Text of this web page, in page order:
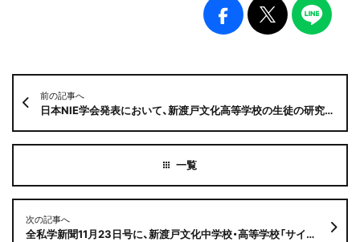
前の記事へ
日本NIE学会発表において、新渡戸文化高等学校の生徒の研究発表が優秀研究賞に選ばれました！
次の記事へ
全私学新聞11月23日号に、新渡戸文化中学校・高等学校「サイエンスアゴラ2024」への出展の記事が掲載されました！